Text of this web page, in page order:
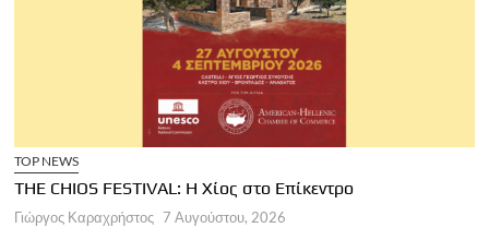
TOP NEWS
THE CHIOS FESTIVAL: Η Χίος στο Επίκεντρο
Γιώργος Καραχρήστος 7 Αυγούστου, 2026